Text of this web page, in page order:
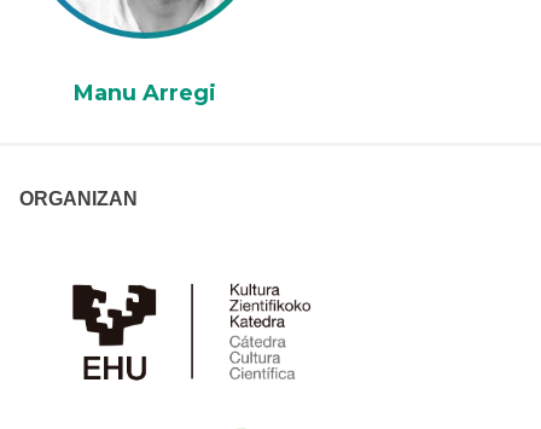
Manu Arregi
ORGANIZAN